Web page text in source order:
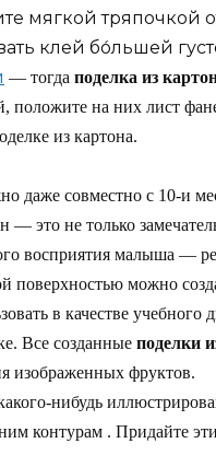
мягкой
клей бо́льшей
— тогда поделка из
на них лист
из картона.
даже совместно с 10-и
не только
восприятия малыша —
поверхностью можно
в качестве
Все созданные поделки
изображенных фруктов.
нибудь
контурам . Придайте